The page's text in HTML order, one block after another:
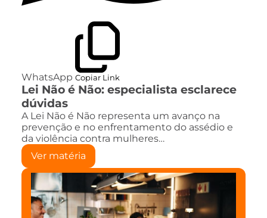
WhatsApp Copiar Link
Lei Não é Não: especialista esclarece
dúvidas
A Lei Não é Não representa um avanço na
prevenção e no enfrentamento do assédio e
da violência contra mulheres…
Ver matéria